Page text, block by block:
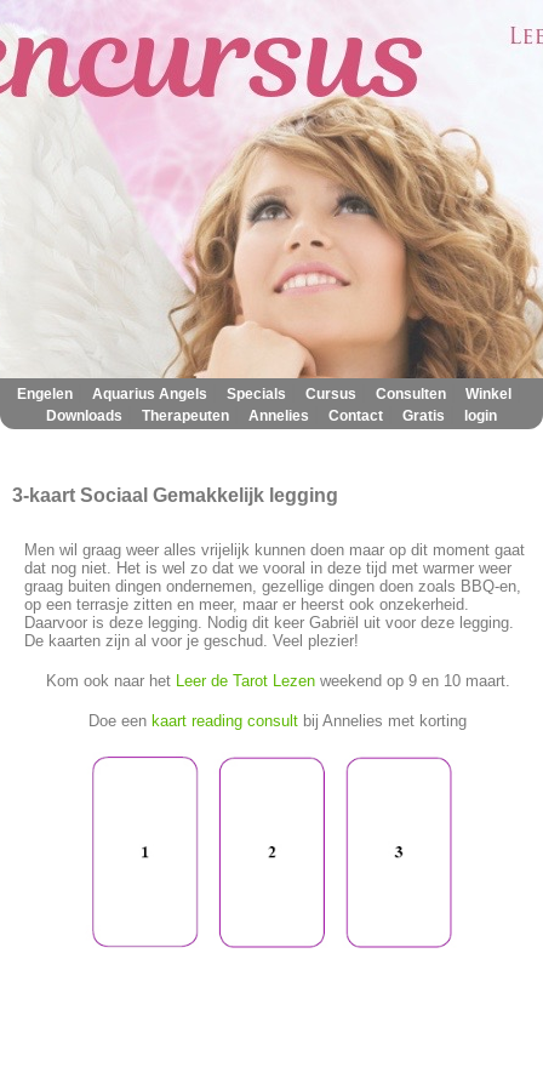
Engelen Aquarius Angels Specials Cursus Consulten Winkel
Downloads Therapeuten Annelies Contact Gratis login
3-kaart Sociaal Gemakkelijk legging
Men wil graag weer alles vrijelijk kunnen doen maar op dit moment gaat
dat nog niet. Het is wel zo dat we vooral in deze tijd met warmer weer
graag buiten dingen ondernemen, gezellige dingen doen zoals BBQ-en,
op een terrasje zitten en meer, maar er heerst ook onzekerheid.
Daarvoor is deze legging. Nodig dit keer Gabriël uit voor deze legging.
De kaarten zijn al voor je geschud. Veel plezier!
Kom ook naar het Leer de Tarot Lezenweekend op 9 en 10 maart.
Doe een kaart reading consult bij Annelies met korting